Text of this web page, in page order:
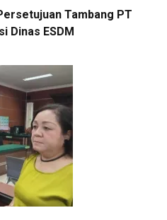
Tambang PT
Dinas ESDM